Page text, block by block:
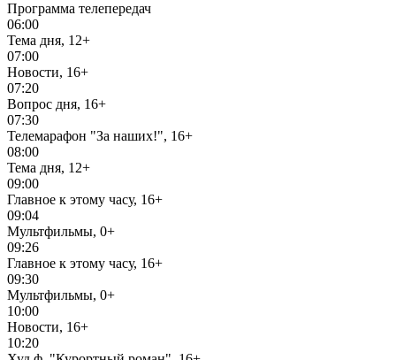
Программа телепередач
06:00
Тема дня, 12+
07:00
Новости, 16+
07:20
Вопрос дня, 16+
07:30
Телемарафон "За наших!", 16+
08:00
Тема дня, 12+
09:00
Главное к этому часу, 16+
09:04
Мультфильмы, 0+
09:26
Главное к этому часу, 16+
09:30
Мультфильмы, 0+
10:00
Новости, 16+
10:20